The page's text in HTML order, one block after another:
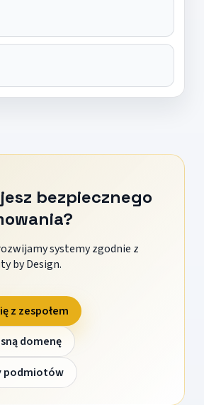
bezpiecznego
systemy zgodnie z
by Design.
z zespołem
domenę
podmiotów